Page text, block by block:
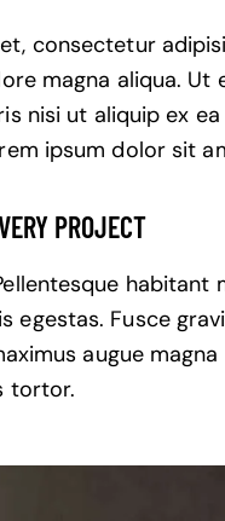
consectetur
magna aliqua. Ut
nisi ut aliquip ex
ipsum dolor sit
PROJECT
egestas. Fusce
augue
tortor.